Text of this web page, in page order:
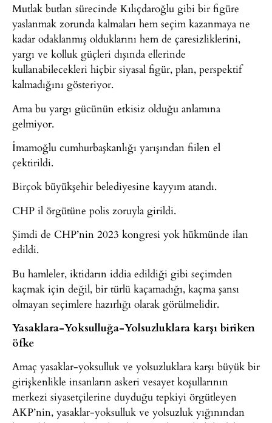
Mutlak butlan sürecinde Kılıçdaroğlu gibi bir figüre
yaslanmak zorunda kalmaları hem seçim kazanmaya ne
kadar odaklanmış olduklarını hem de çaresizliklerini,
yargı ve kolluk güçleri dışında ellerinde
kullanabilecekleri hiçbir siyasal figür, plan, perspektif
kalmadığını gösteriyor.
Ama bu yargı gücünün etkisiz olduğu anlamına
gelmiyor.
İmamoğlu cumhurbaşkanlığı yarışından fiilen el
çektirildi.
Birçok büyükşehir belediyesine kayyım atandı.
CHP il örgütüne polis zoruyla girildi.
Şimdi de CHP’nin 2023 kongresi yok hükmünde ilan
edildi.
Bu hamleler, iktidarın iddia edildiği gibi seçimden
kaçmak için değil, bir türlü kaçamadığı, kaçma şansı
olmayan seçimlere hazırlığı olarak görülmelidir.
Yasaklara-Yoksulluğa-Yolsuzluklara karşı biriken
öfke
Amaç yasaklar-yoksulluk ve yolsuzluklara karşı büyük bir
girişkenlikle insanların askeri vesayet koşullarının
merkezi siyasetçilerine duyduğu tepkiyi örgütleyen
AKP’nin, yasaklar-yoksulluk ve yolsuzluk yığınından